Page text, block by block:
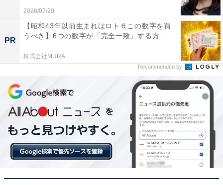
View this post on Instagram
2026/07/20
PR
【昭和43年以前生まれはロト６この数字を買
うべき】6つの数字が「完全一致」する方...
株式会社MURA
Recommended by